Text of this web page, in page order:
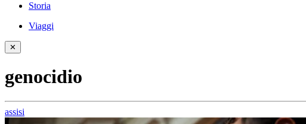
Storia
Viaggi
✕
genocidio
assisi